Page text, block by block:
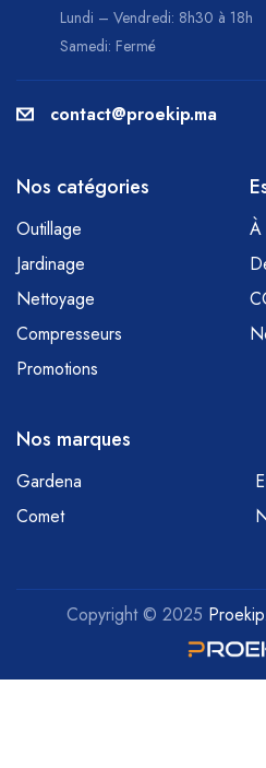
Lundi – Vendredi: 8h30 à 18h
Samedi: Fermé
contact@proekip.ma
Nos catégories
Outillage
Jardinage
Nettoyage
Compresseurs
Promotions
À
Nos marques
Gardena
Comet
Copyright © 2025 Proekip